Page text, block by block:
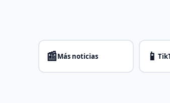
📰Más noticias 📱